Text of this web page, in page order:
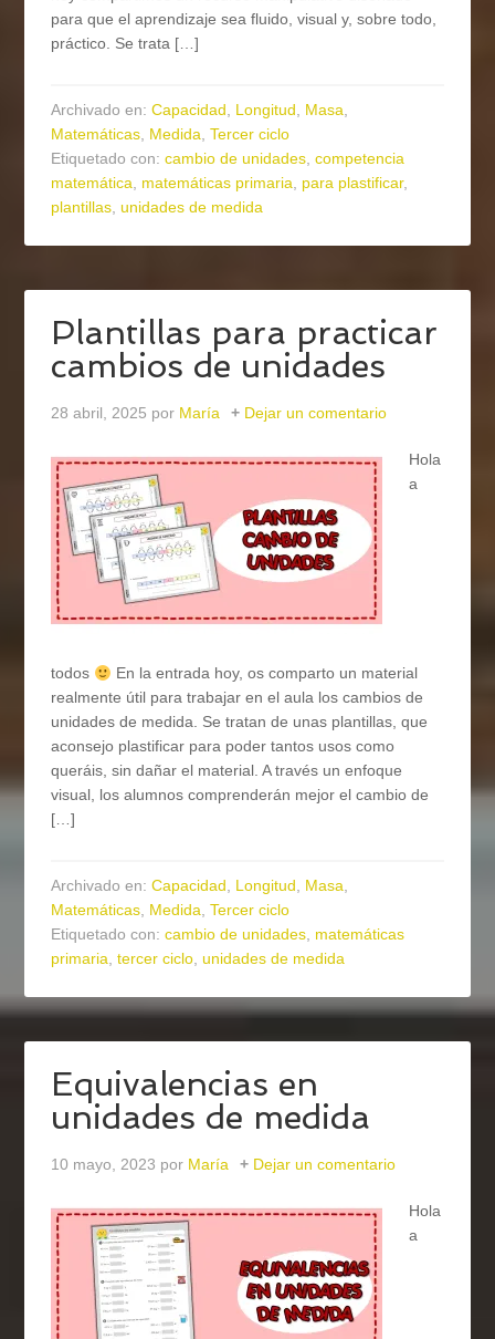
para que el aprendizaje sea fluido, visual y, sobre todo,
práctico. Se trata […]
Archivado en:Capacidad, Longitud, Masa,
Matemáticas, Medida,Tercer ciclo
Etiquetado con:cambio de unidades,competencia
matemática, matemáticas primaria, para plastificar,
plantillas,unidades de medida
Plantillas para practicar
cambios de unidades
28 abril, 2025 por María Dejar un comentario
Hola
a
todos
En la entrada hoy, os comparto un material
realmente útil para trabajar en el aula los cambios de
unidades de medida. Se tratan de unas plantillas, que
aconsejo plastificar para poder tantos usos como
queráis, sin dañar el material. A través un enfoque
visual, los alumnos comprenderán mejor el cambio de
[…]
Archivado en:Capacidad, Longitud, Masa,
Matemáticas, Medida,Tercer ciclo
Etiquetado con:cambio de unidades, matemáticas
primaria,tercer ciclo,unidades de medida
Equivalencias en
unidades de medida
10 mayo, 2023 por María Dejar un comentario
Hola
a